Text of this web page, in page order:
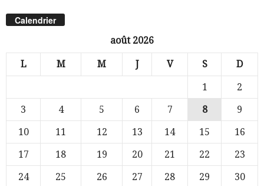
Calendrier
août 2026
L M M J V S D
1
2
3
4 5 6 7 8
9
10
11 12 13 14 15
16
17
18 19 20 21 22
23
24
25 26 27 28 29
30